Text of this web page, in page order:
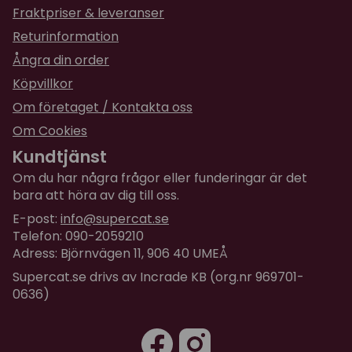
Fraktpriser & leveranser
Returinformation
Ångra din order
Köpvillkor
Om företaget / Kontakta oss
Om Cookies
Kundtjänst
Om du har några frågor eller funderingar är det
bara att höra av dig till oss.
E-post: info@supercat.se
Telefon: 090-2059210
Adress: Björnvägen 11, 906 40 UMEÅ
Supercat.se drivs av Incrade KB (org.nr 969701-
0636)